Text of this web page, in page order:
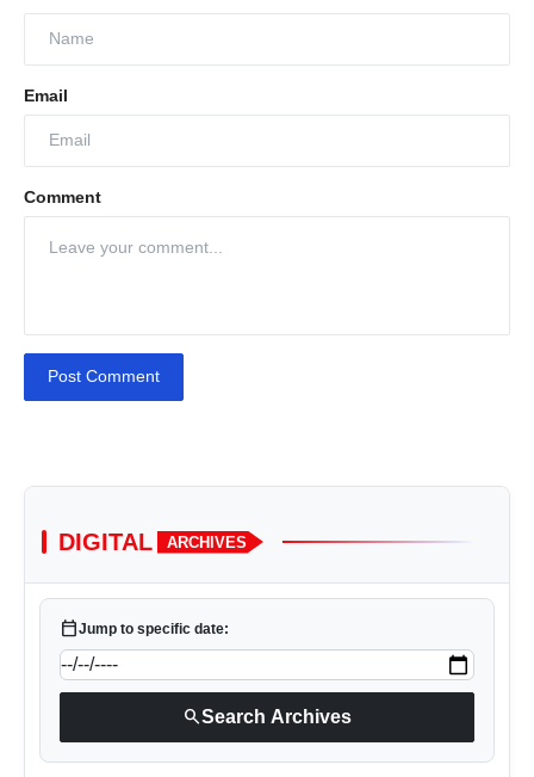
Email
Comment
Post Comment
DIGITAL ARCHIVES
calendar_todayJump to specific date:
searchSearch Archives